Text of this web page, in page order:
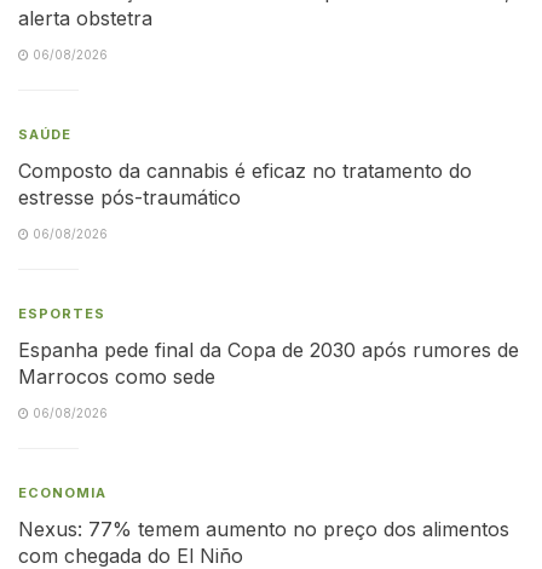
alerta obstetra
06/08/2026
SAÚDE
Composto da cannabis é eficaz no tratamento do
estresse pós-traumático
06/08/2026
ESPORTES
Espanha pede final da Copa de 2030 após rumores de
Marrocos como sede
06/08/2026
ECONOMIA
Nexus: 77% temem aumento no preço dos alimentos
com chegada do El Niño